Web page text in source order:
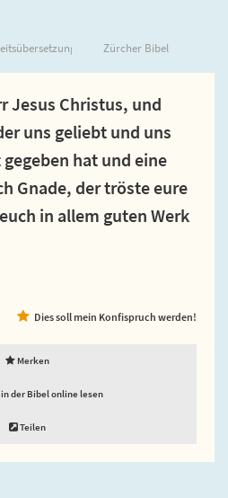
Zürcher Bibel
Jesus Christus, und
uns geliebt und uns
hat und eine
Gnade, der tröste eure
in allem guten Werk
Dies soll mein Konfispruch werden!
Merken
in der Bibel online lesen
Teilen